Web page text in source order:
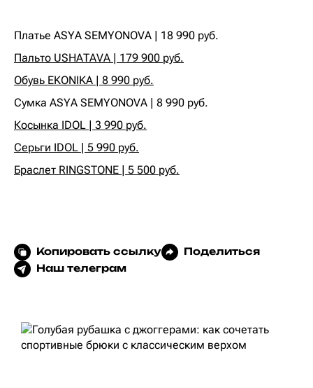
Платье ASYA SEMYONOVA | 18 990 руб.‍
Пальто USHATAVA | 179 900 руб.
Обувь EKONIKA | 8 990 руб.
‍Сумка ASYA SEMYONOVA | 8 990 руб.‍
Косынка IDOL | 3 990 руб.
Серьги IDOL | 5 990 руб.
Браслет RINGSTONE | 5 500 руб.
Копировать ссылку
Поделиться
Наш телеграм